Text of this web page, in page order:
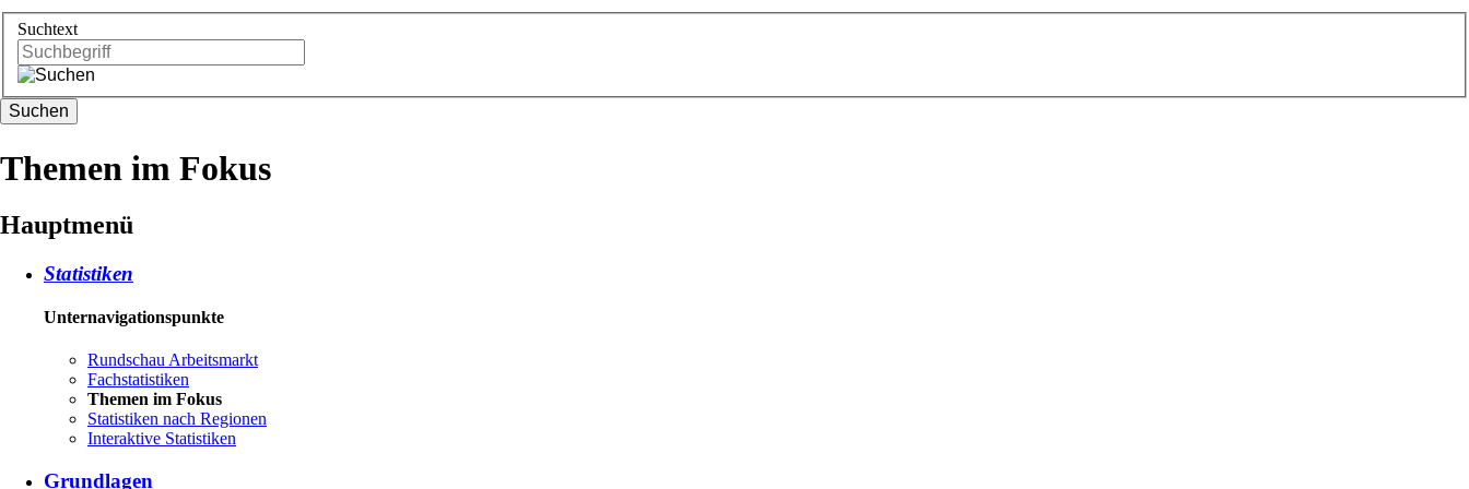
Suchtext
Suchen
Themen im Fokus
Hauptmenü
Statistiken
Unternavigationspunkte
Rundschau Arbeitsmarkt
Fachstatistiken
Themen im Fokus
Statistiken nach Regionen
Interaktive Statistiken
Grundlagen